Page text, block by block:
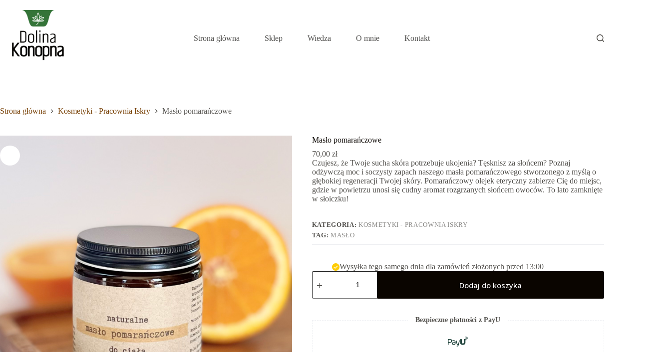
Brak
Strona główna Sklep Wiedza O mnie Kontakt
Strona główna Kosmetyki - Pracownia Iskry Masło pomarańczowe
Masło pomarańczowe
70,00 zł
Czujesz, że Twoje sucha skóra potrzebuje ukojenia? Tęsknisz za słońcem? Poznaj
odżywczą moc i soczysty zapach naszego masła pomarańczowego stworzonego z myślą o
głębokiej regeneracji Twojej skóry. Pomarańczowy olejek eteryczny zabierze Cię do miejsc,
gdzie w powietrzu unosi się cudny aromat rozgrzanych słońcem owoców. To lato zamknięte
w słoiczku!
KATEGORIA: KOSMETYKI - PRACOWNIA ISKRY
TAG:MASŁO
Wysyłka tego samego dnia dla zamówień złożonych przed 13:00
ilość
Masło
Dodaj do koszyka
Bezpieczne płatności z PayU